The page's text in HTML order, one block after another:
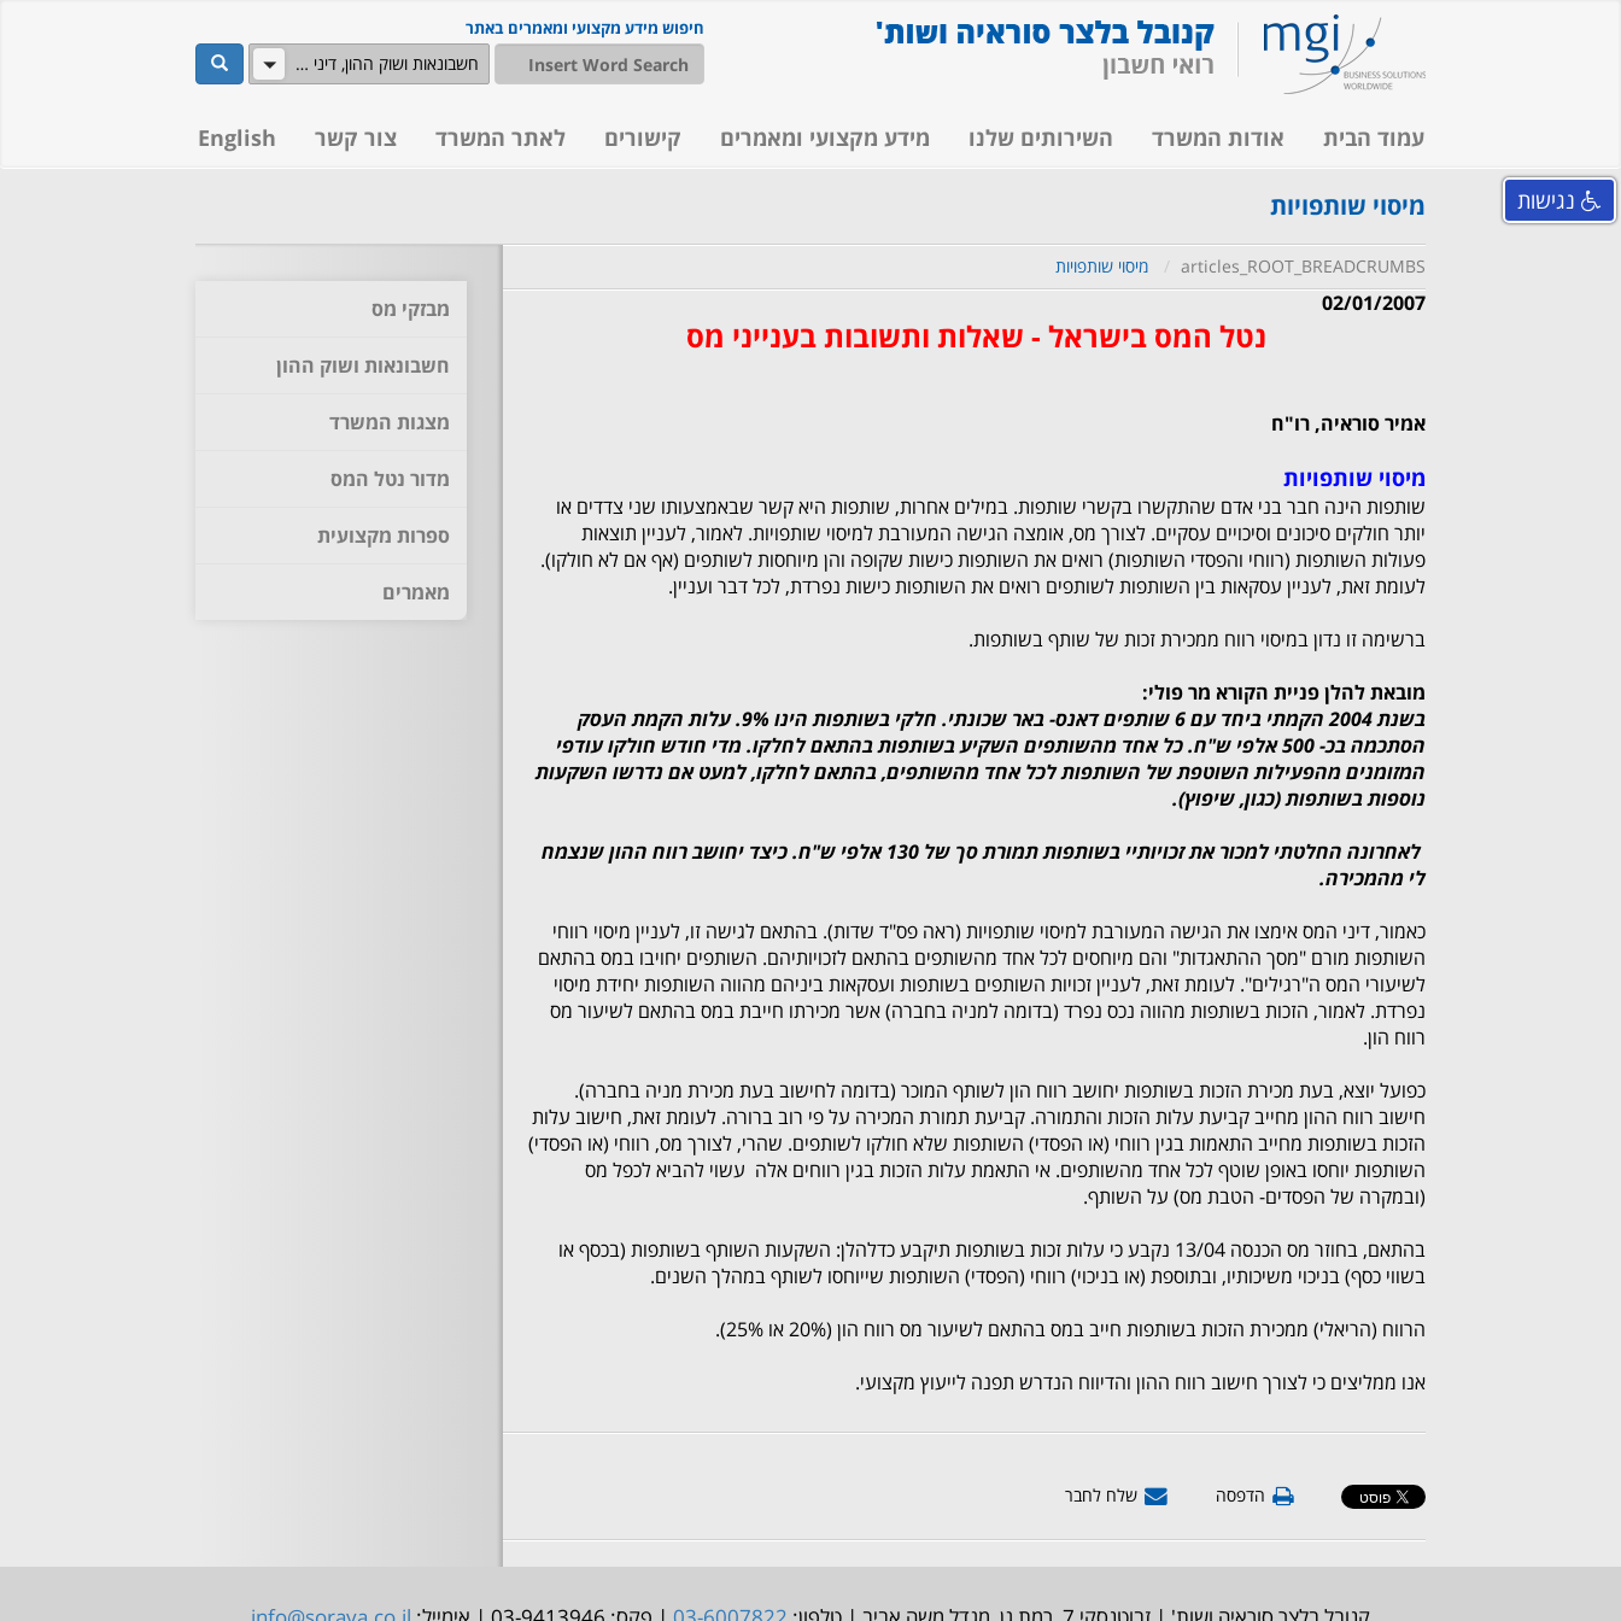
חיפוש מידע מקצועי ומאמרים באתר
חשבונאות ושוק ההון, דיני מסים שלח
עמוד הבית אודות המשרד השירותים שלנו מידע מקצועי ומאמרים קישורים לאתר המשרד צור קשר English
מיסוי שותפויות
articles_ROOT_BREADCRUMBS מיסוי שותפויות
02/01/2007
נטל המס בישראל - שאלות ותשובות בענייני מס
אמירסוראיה, רו"ח
מיסוי שותפויות
שותפות הינה חבר בני אדם שהתקשרו בקשרי שותפות. במילים אחרות, שותפות היא קשר שבאמצעותו שני צדדים או
יותר חולקים סיכונים וסיכויים עסקיים. לצורך מס, אומצה הגישה המעורבת למיסוי שותפויות. לאמור, לעניין תוצאות
פעולות השותפות (רווחי והפסדי השותפות) רואים את השותפות כישות שקופה והן מיוחסות לשותפים (אף אם לא חולקו).
לעומת זאת, לעניין עסקאות בין השותפות לשותפים רואים את השותפות כישות נפרדת, לכל דבר ועניין.
ברשימה זו נדון במיסוי רווח ממכירת זכות של שותף בשותפות.
מובאת להלן פניית הקורא מר פולי:
בשנת 2004 הקמתי ביחד עם 6 שותפים דאנס- באר שכונתי. חלקי בשותפות הינו 9%. עלות הקמת העסק
הסתכמה בכ- 500 אלפי ש"ח. כל אחד מהשותפים השקיע בשותפות בהתאם לחלקו. מדי חודש חולקו עודפי
המזומנים מהפעילות השוטפת של השותפות לכל אחד מהשותפים, בהתאם לחלקו, למעט אם נדרשו השקעות
נוספות בשותפות (כגון, שיפוץ).
לאחרונה החלטתי למכור את זכויותיי בשותפות תמורת סך של 130 אלפי ש"ח. כיצד יחושב רווח ההון שנצמח
לי מהמכירה.
כאמור, דיני המס אימצו את הגישה המעורבת למיסוי שותפויות (ראה פס"ד שדות). בהתאם לגישה זו, לעניין מיסוי רווחי
השותפות מורם "מסך ההתאגדות" והם מיוחסים לכל אחד מהשותפים בהתאם לזכויותיהם. השותפים יחויבו במס בהתאם
לשיעורי המס ה"רגילים". לעומת זאת, לעניין זכויות השותפים בשותפות ועסקאות ביניהם מהווה השותפות יחידת מיסוי
נפרדת. לאמור, הזכות בשותפות מהווה נכס נפרד (בדומה למניה בחברה) אשר מכירתו חייבת במס בהתאם לשיעור מס
רווח הון.
כפועל יוצא, בעת מכירת הזכות בשותפות יחושב רווח הון לשותף המוכר (בדומה לחישוב בעת מכירת מניה בחברה).
חישוב רווח ההון מחייב קביעת עלות הזכות והתמורה. קביעת תמורת המכירה על פי רוב ברורה. לעומת זאת, חישוב עלות
הזכות בשותפות מחייב התאמות בגין רווחי (או הפסדי) השותפות שלא חולקו לשותפים. שהרי, לצורך מס, רווחי (או הפסדי)
השותפות יוחסו באופן שוטף לכל אחד מהשותפים. אי התאמת עלות הזכות בגין רווחים אלה עשוי להביא לכפל מס
(ובמקרה של הפסדים- הטבת מס) על השותף.
בהתאם, בחוזר מס הכנסה 13/04 נקבע כי עלות זכות בשותפות תיקבע כדלהלן: השקעות השותף בשותפות (בכסף או
בשווי כסף) בניכוי משיכותיו, ובתוספת (או בניכוי) רווחי (הפסדי) השותפות שייוחסו לשותף במהלך השנים.
הרווח (הריאלי) ממכירת הזכות בשותפות חייב במס בהתאם לשיעור מס רווח הון (20% או 25%).
אנו ממליצים כי לצורך חישוב רווח ההון והדיווח הנדרש תפנה לייעוץ מקצועי.
הדפסה שלח לחבר
מבזקי מס
חשבונאות ושוק ההון
מצגות המשרד
מדור נטל המס
ספרות מקצועית
מאמרים
נגישות